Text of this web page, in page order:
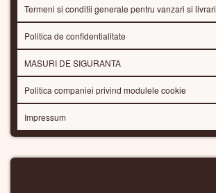
Termeni si conditii generale pentru vanzari si livrari
Politica de confidentialitate
MASURI DE SIGURANTA
Politica companiei privind modulele cookie
Impressum